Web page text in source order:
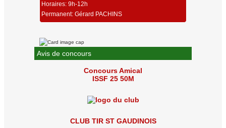
Horaires: 9h-12h
Permanent: Gérard PACHINS
Avis de concours
Concours Amical
ISSF 25 50M
CLUB TIR ST GAUDINOIS